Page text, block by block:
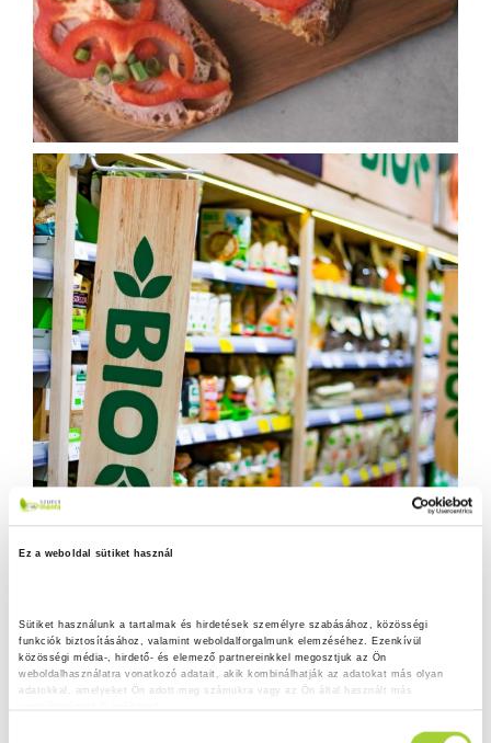
Ez a weboldal sütiket használ
Sütiket használunk a tartalmak és hirdetések személyre szabásához, közösségi
funkciók biztosításához, valamint weboldalforgalmunk elemzéséhez. Ezenkívül
közösségi média-, hirdető- és elemező partnereinkkel megosztjuk az Ön
weboldalhasználatra vonatkozó adatait, akik kombinálhatják az adatokat más olyan
adatokkal, amelyeket Ön adott meg számukra vagy az Ön által használt más